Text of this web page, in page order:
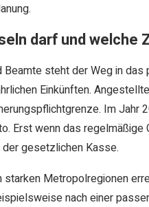
darf und welche
Beamte steht der Weg in
Einkünften.
Im
Erst wenn das
gesetzlichen Kasse.
starken Metropolregionen
nach einer